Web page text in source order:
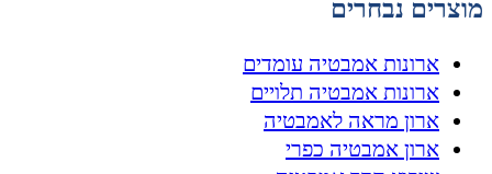
מוצרים נבחרים
ארונות אמבטיה עומדים
ארונות אמבטיה תלויים
ארון מראה לאמבטיה
ארון אמבטיה כפרי